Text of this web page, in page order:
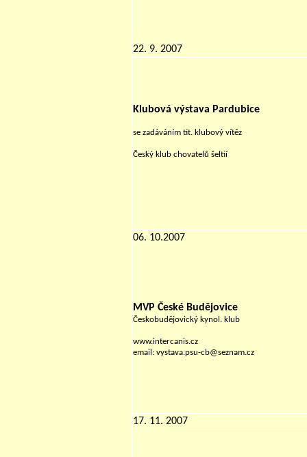
22. 9. 2007
Klubová výstava Pardubice
se zadáváním tit. klubový vítěz
Český klub chovatelů šeltií
06. 10.2007
MVP České Budějovice
Českobudějovický kynol. klub
www.intercanis.cz
email: vystava.psu-cb@seznam.cz
17. 11. 2007